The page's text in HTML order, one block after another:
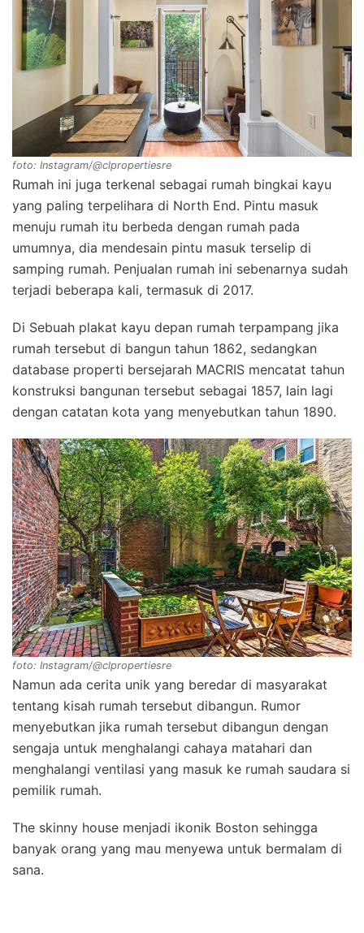
foto: Instagram/@clpropertiesre
Rumah ini juga terkenal sebagai rumah bingkai kayu
yang paling terpelihara di North End. Pintu masuk
menuju rumah itu berbeda dengan rumah pada
umumnya, dia mendesain pintu masuk terselip di
samping rumah. Penjualan rumah ini sebenarnya sudah
terjadi beberapa kali, termasuk di 2017.
Di Sebuah plakat kayu depan rumah terpampang jika
rumah tersebut di bangun tahun 1862, sedangkan
database properti bersejarah MACRIS mencatat tahun
konstruksi bangunan tersebut sebagai 1857, lain lagi
dengan catatan kota yang menyebutkan tahun 1890.
foto: Instagram/@clpropertiesre
Namun ada cerita unik yang beredar di masyarakat
tentang kisah rumah tersebut dibangun. Rumor
menyebutkan jika rumah tersebut dibangun dengan
sengaja untuk menghalangi cahaya matahari dan
menghalangi ventilasi yang masuk ke rumah saudara si
pemilik rumah.
The skinny house menjadi ikonik Boston sehingga
banyak orang yang mau menyewa untuk bermalam di
sana.